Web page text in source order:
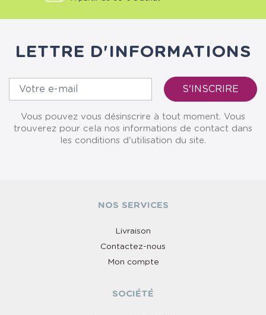
LETTRE D'INFORMATIONS
Vous pouvez vous désinscrire à tout moment. Vous
trouverez pour cela nos informations de contact dans
les conditions d'utilisation du site.
NOS SERVICES
Livraison
Contactez-nous
Mon compte
SOCIÉTÉ